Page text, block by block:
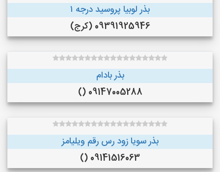
بذر لوبیا پروسید درجه ۱
09391925946 (کرج)
بذر بادام
09147005288 ()
بذر سویا زود رس رقم ویلیامز
09141516063 ()